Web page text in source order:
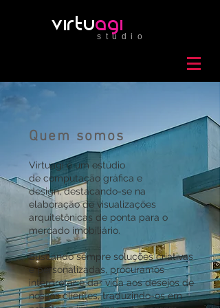
virtuagi
studio
Quem somos
Virtuagi é um estúdio
de computação gráfica e
design, destacando-se na
elaboração de visualizações
arquitetônicas de ponta para o
mercado imobiliário.
Buscando sempre soluções criativas
e personalizadas, procuramos
interpretar e dar vida aos desejos de
nossos clientes, traduzindo-os em